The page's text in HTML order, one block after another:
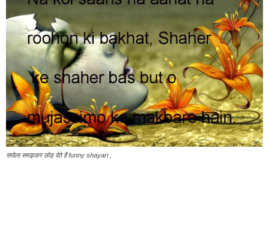
सपोला समझकर छोड़ देते हैं funny shayari ,